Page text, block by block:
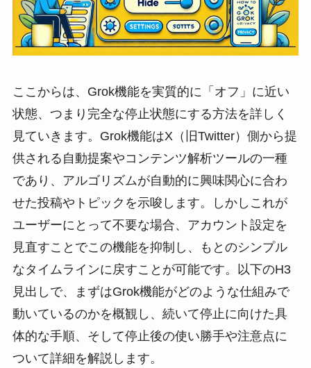
ここからは、Grok機能を実質的に「オフ」に近い
状態、つまり完全な停止状態にする方法を詳しく
見ていきます。Grok機能はX（旧Twitter）側から提
供される自動提案やコンテンツ解析ツールの一種
であり、アルゴリズムが自動的に興味関心に合わ
せた投稿やトピックを示唆します。しかしこれが
ユーザーにとって不要な場合、アカウント設定を
見直すことでこの機能を抑制し、もとのシンプル
なタイムラインに戻すことが可能です。以下のH3
見出しで、まずはGrok機能がどのような仕組みで
動いているのかを概観し、続いて停止に向けた具
体的な手順、そして停止後の使い勝手や注意点に
ついて詳細を解説します。